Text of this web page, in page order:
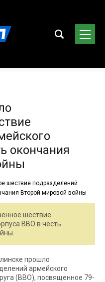
окончания
шествие
ВВО в честь
прошло
армейского
(ВВО), посвященное 79-